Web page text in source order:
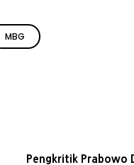
MBG
Pengkritik Prabowo